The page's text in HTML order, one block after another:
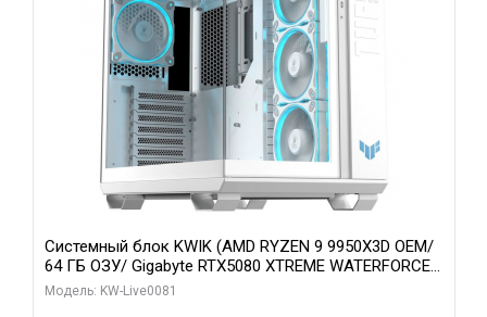
Системный блок KWIK (AMD RYZEN 9 9950X3D OEM/
64 ГБ ОЗУ/ Gigabyte RTX5080 XTREME WATERFORCE
16GB GDDR7 256bit/ 1 ТБ SSD)
Модель: KW-Live0081